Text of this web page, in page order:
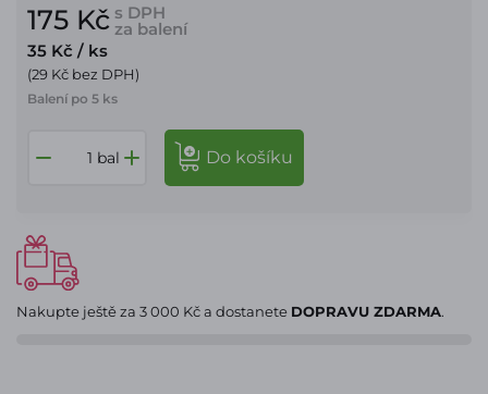
175 Kč s DPH
za balení
35 Kč / ks
(29 Kč bez DPH)
Balení po 5 ks
bal do košíku
Nakupte ještě za 3 000 Kča dostanete DOPRAVU ZDARMA.